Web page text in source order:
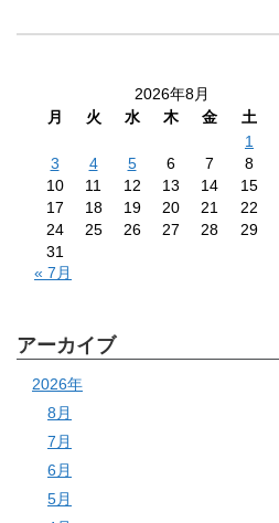
2026年8月
月
火 水 木 金 土
1
3
4 5 6 7 8
10
11 12 13 14 15
17
18 19 20 21 22
24
25 26 27 28 29
31
« 7月
アーカイブ
2026年
8月
7月
6月
5月